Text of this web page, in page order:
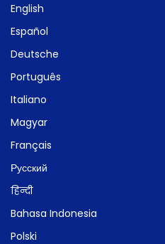
English
Español
Deutsche
Português
Italiano
Magyar
Français
Русский
हिन्दी
Bahasa Indonesia
Polski